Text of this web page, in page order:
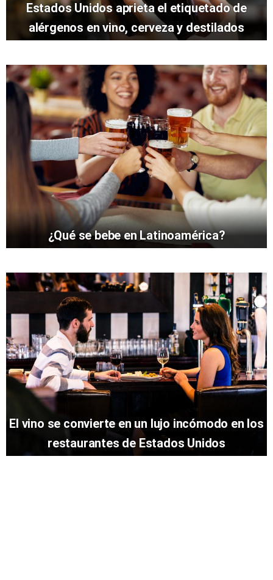
Estados Unidos aprieta el etiquetado de
alérgenos en vino, cerveza y destilados
¿Qué se bebe en Latinoamérica?
El vino se convierte en un lujo incómodo en los
restaurantes de Estados Unidos